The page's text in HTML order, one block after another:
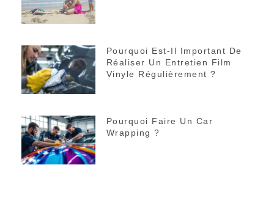
Pourquoi Est-Il Important De
Réaliser Un Entretien Film
Vinyle Régulièrement ?
Pourquoi Faire Un Car
Wrapping ?